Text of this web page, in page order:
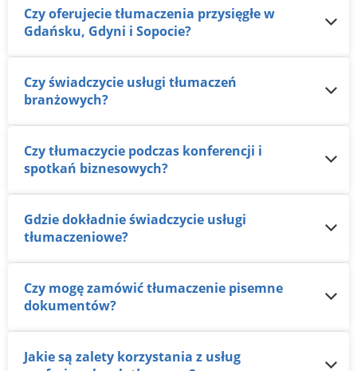
Czy oferujecie tłumaczenia przysięgłe w
Gdańsku, Gdyni i Sopocie?
Czy świadczycie usługi tłumaczeń
branżowych?
Czy tłumaczycie podczas konferencji i
spotkań biznesowych?
Gdzie dokładnie świadczycie usługi
tłumaczeniowe?
Czy mogę zamówić tłumaczenie pisemne
dokumentów?
Jakie są zalety korzystania z usług